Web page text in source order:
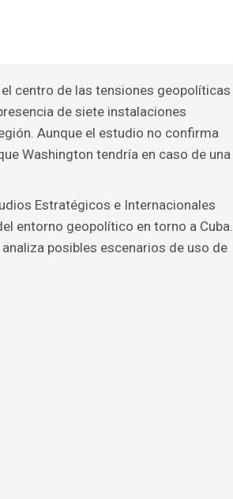
centro de las tensiones geopolíticas
de siete instalaciones
Aunque el estudio no confirma
Washington tendría en caso de una
Estratégicos e Internacionales
entorno geopolítico en torno a Cuba.
posibles escenarios de uso de